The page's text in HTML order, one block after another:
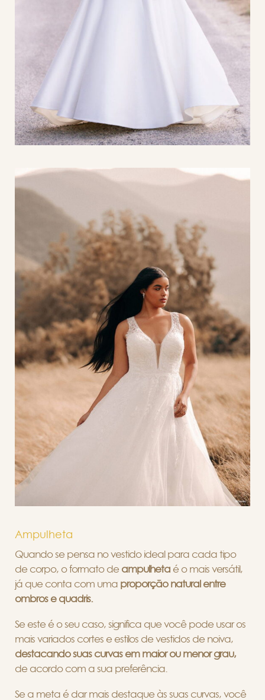
Ampulheta
Quando se pensa no vestido ideal para cada tipo
de corpo, o formato de ampulheta é o mais versátil,
já que conta com uma proporção natural entre
ombros e quadris.
Se este é o seu caso, significa que você pode usar os
mais variados cortes e estilos de vestidos de noiva,
destacando suas curvas em maior ou menor grau,
de acordo com a sua preferência.
Se a meta é dar mais destaque às suas curvas, você